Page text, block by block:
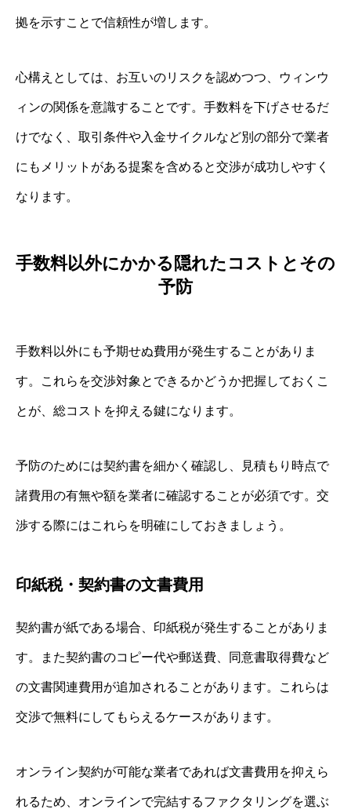
拠を示すことで信頼性が増します。
心構えとしては、お互いのリスクを認めつつ、ウィンウ
ィンの関係を意識することです。手数料を下げさせるだ
けでなく、取引条件や入金サイクルなど別の部分で業者
にもメリットがある提案を含めると交渉が成功しやすく
なります。
手数料以外にかかる隠れたコストとその
予防
手数料以外にも予期せぬ費用が発生することがありま
す。これらを交渉対象とできるかどうか把握しておくこ
とが、総コストを抑える鍵になります。
予防のためには契約書を細かく確認し、見積もり時点で
諸費用の有無や額を業者に確認することが必須です。交
渉する際にはこれらを明確にしておきましょう。
印紙税・契約書の文書費用
契約書が紙である場合、印紙税が発生することがありま
す。また契約書のコピー代や郵送費、同意書取得費など
の文書関連費用が追加されることがあります。これらは
交渉で無料にしてもらえるケースがあります。
オンライン契約が可能な業者であれば文書費用を抑えら
れるため、オンラインで完結するファクタリングを選ぶ